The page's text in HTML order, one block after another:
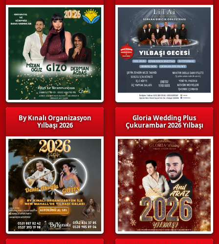
By Kınalı Organizasyon
Yılbaşı 2026
Gloria Wedding Plus
Çukurambar 2026 Yılbaşı